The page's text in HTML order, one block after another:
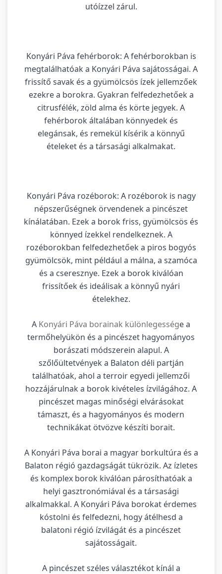
utóízzel zárul.
Konyári Páva fehérborok: A fehérborokban is
megtalálhatóak a Konyári Páva sajátosságai. A
frissítő savak és a gyümölcsös ízek jellemzőek
ezekre a borokra. Gyakran felfedezhetőek a
citrusfélék, zöld alma és körte jegyek. A
fehérborok általában könnyedek és
elegánsak, és remekül kísérik a könnyű
ételeket és a társasági alkalmakat.
Konyári Páva rozéborok: A rozéborok is nagy
népszerűségnek örvendenek a pincészet
kínálatában. Ezek a borok friss, gyümölcsös és
könnyed ízekkel rendelkeznek. A
rozéborokban felfedezhetőek a piros bogyós
gyümölcsök, mint például a málna, a szamóca
és a cseresznye. Ezek a borok kiválóan
frissítőek és ideálisak a könnyű nyári
ételekhez.
A Konyári Páva borainak különlegessége a
termőhelyükön és a pincészet hagyományos
borászati módszerein alapul. A
szőlőültetvények a Balaton déli partján
találhatóak, ahol a terroir egyedi jellemzői
hozzájárulnak a borok kivételes ízvilágához. A
pincészet magas minőségi elvárásokat
támaszt, és a hagyományos és modern
technikákat ötvözve készíti borait.
A Konyári Páva borai a magyar borkultúra és a
Balaton régió gazdagságát tükrözik. Az ízletes
és komplex borok kiválóan párosíthatóak a
helyi gasztronómiával és a társasági
alkalmakkal. A Konyári Páva borokat érdemes
kóstolni és felfedezni, hogy átélhesd a
balatoni régió ízvilágát és a pincészet
sajátosságait.
A pincészet széles választékot kínál a